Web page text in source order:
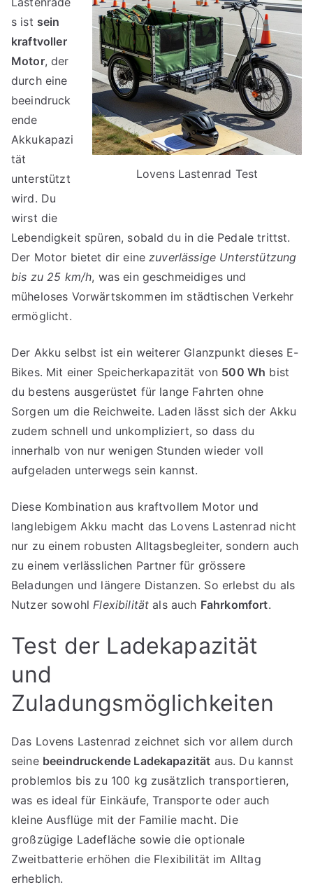
Lovens Lastenrad Test
s ist sein
kraftvoller
Motor, der
durch eine
beeindruck
ende
Akkukapazi
tät
unterstützt
wird. Du
wirst die
Lebendigkeit spüren, sobald du in die Pedale trittst.
Der Motor bietet dir einezuverlässige Unterstützung
bis zu 25 km/h, was ein geschmeidiges und
müheloses Vorwärtskommen im städtischen Verkehr
ermöglicht.
Der Akku selbst ist ein weiterer Glanzpunkt dieses E-
Bikes. Mit einer Speicherkapazität von 500 Wh bist
du bestens ausgerüstet für lange Fahrten ohne
Sorgen um die Reichweite. Laden lässt sich der Akku
zudem schnell und unkompliziert, so dass du
innerhalb von nur wenigen Stunden wieder voll
aufgeladen unterwegs sein kannst.
Diese Kombination aus kraftvollem Motor und
langlebigem Akku macht das Lovens Lastenrad nicht
nur zu einem robusten Alltagsbegleiter, sondern auch
zu einem verlässlichen Partner für grössere
Beladungen und längere Distanzen. So erlebst du als
Nutzer sowohlFlexibilität als auch Fahrkomfort.
Test der Ladekapazität
und
Zuladungsmöglichkeiten
Das Lovens Lastenrad zeichnet sich vor allem durch
seine beeindruckende Ladekapazität aus. Du kannst
problemlos bis zu 100 kg zusätzlich transportieren,
was es ideal für Einkäufe, Transporte oder auch
kleine Ausflüge mit der Familie macht. Die
großzügige Ladefläche sowie die optionale
Zweitbatterie erhöhen die Flexibilität im Alltag
erheblich.